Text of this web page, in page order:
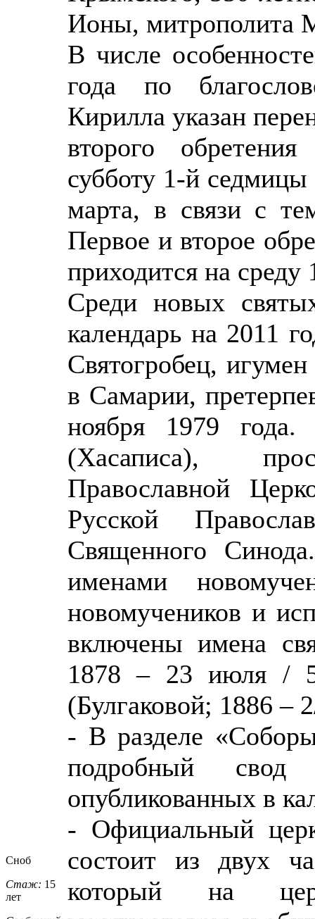
Сноб
Стаж: 15
лет
Ионы, митрополита
В числе
года по
Кирилла указан
второго
субботу 1-й
марта, в связи с
Первое и второе
приходится на
Среди новых
календарь на 2011
Святогробец,
в Самарии,
ноября 1979
(Хасаписа),
Православной
Русской
Священного
именами
новомучеников и
включены имена
1878 – 23 июля / 5
(Булгаковой; 1886 –
- В разделе
подробный свод
опубликованных в
- Официальный
состоит из двух
который на